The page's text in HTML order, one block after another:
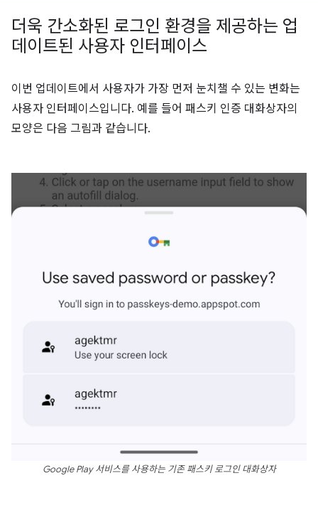
더욱 간소화된 로그인 환경을 제공하는 업
데이트된 사용자 인터페이스
이번 업데이트에서 사용자가 가장 먼저 눈치챌 수 있는 변화는
사용자 인터페이스입니다. 예를 들어 패스키 인증 대화상자의
모양은 다음 그림과 같습니다.
Google Play 서비스를 사용하는 기존 패스키 로그인 대화상자